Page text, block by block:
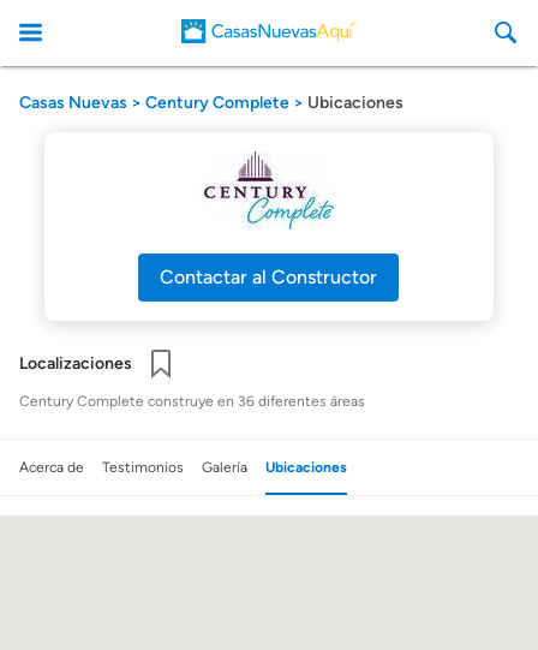
CasasNuevasAqui
Casas Nuevas Century Complete Ubicaciones
Contactar al Constructor
Localizaciones
Century Complete construye en 36 diferentes áreas
Acerca de Testimonios Galería Ubicaciones